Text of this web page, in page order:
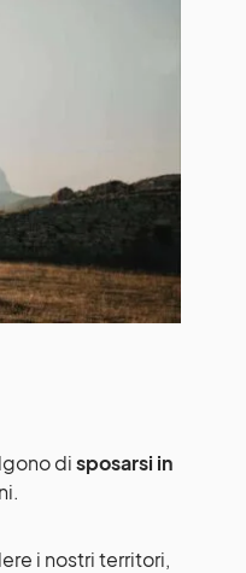
disposarsi in
i nostri territori,